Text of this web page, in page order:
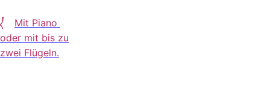
Mit Piano
oder mit bis zu
zwei Flügeln.